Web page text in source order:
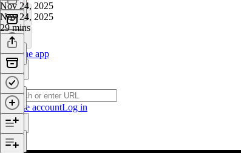
Get the app
Create accountLog in
Nov 24, 2025
Nov 24, 2025
29 mins